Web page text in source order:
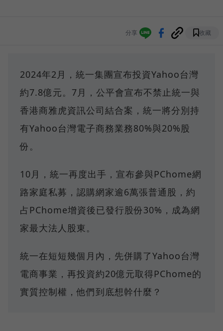
分享 收藏
2024年2月，統一集團宣布投資Yahoo台灣
約7.8億元。7月，公平會宣布不禁止統一與
香港商雅虎資訊公司結合案，統一將分別持
有Yahoo台灣電子商務業務80%與20%股
份。
10月，統一再度出手，宣布參與PChome網
路家庭私募，認購網家逾6萬張普通股，約
占PChome增資後已發行股份30%，成為網
家最大法人股東。
統一在短短幾個月內，先併購了Yahoo台灣
電商事業，再投資約20億元取得PChome的
實質控制權，他們到底想幹什麼？